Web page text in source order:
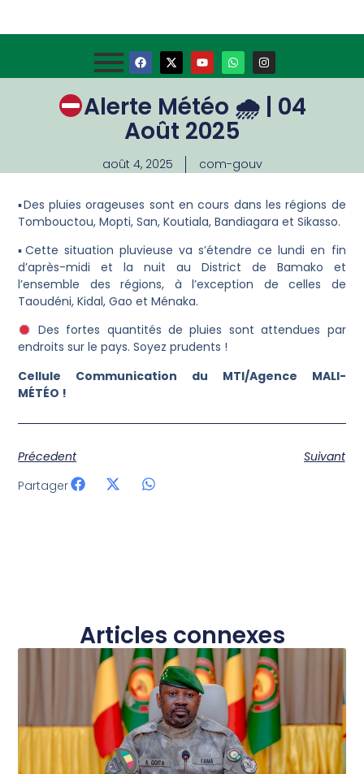
Alerte Météo 🌧 | 04
Août 2025
août 4, 2025 com-gouv
▪Des pluies orageuses sont en cours dans les régions de
Tombouctou, Mopti, San, Koutiala, Bandiagara et Sikasso.
▪Cette situation pluvieuse va s’étendre ce lundi en fin
d’après-midi et la nuit au District de Bamako et
l’ensemble des régions, à l’exception de celles de
Taoudéni, Kidal, Gao et Ménaka.
Des fortes quantités de pluies sont attendues par
endroits sur le pays. Soyez prudents !
Cellule Communication du MTI/Agence MALI-
MÉTÉO !
Précedent
Suivant
Partager
Articles connexes